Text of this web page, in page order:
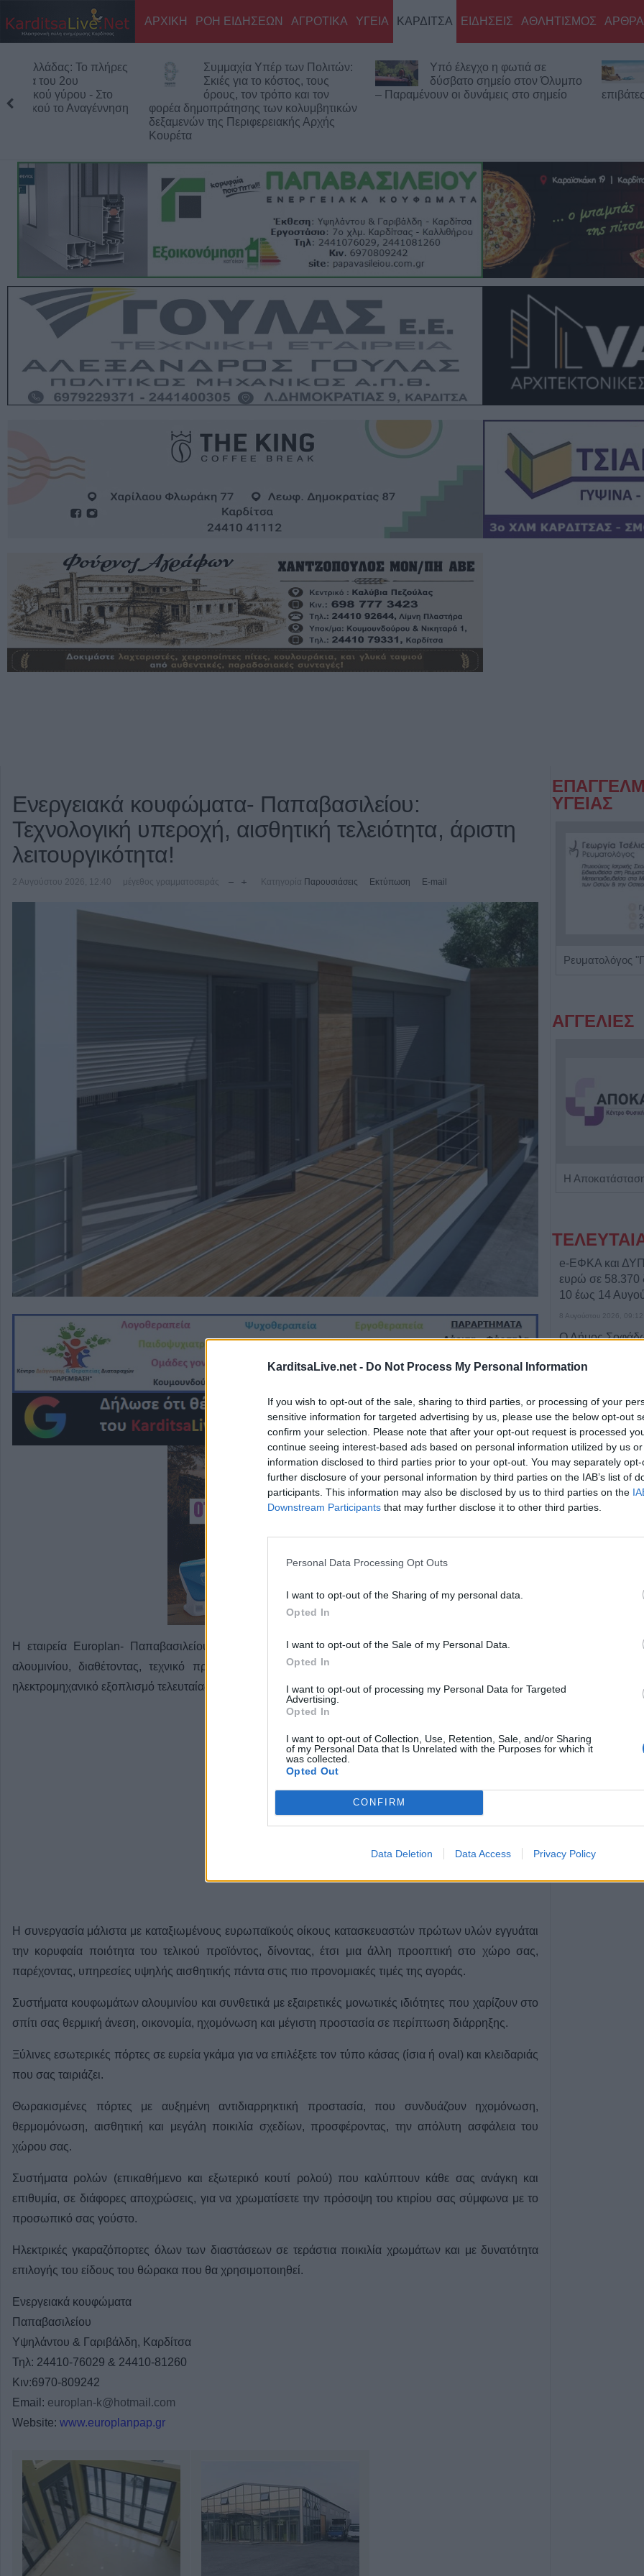
KarditsaLive.net - Do Not Process My Personal Information
If you wish to opt-out of the sale, sharing to third parties, or processing of your
sensitive information for targeted advertising by us, please use the below opt-out
confirm your selection. Please note that after your opt-out request is processed
continue seeing interest-based ads based on personal information utilized by us
information disclosed to third parties prior to your opt-out. You may separately
further disclosure of your personal information by third parties on the IAB’s list of
participants. This information may also be disclosed by us to third parties on the
Downstream Participants that may further disclose it to other third parties.
Personal Data Processing Opt Outs
I want to opt-out of the Sharing of my personal data.
Opted In
I want to opt-out of the Sale of my Personal Data.
Opted In
I want to opt-out of processing my Personal Data for Targeted
Advertising.
Opted In
I want to opt-out of Collection, Use, Retention, Sale, and/or Sharing
of my Personal Data that Is Unrelated with the Purposes for which it
was collected.
Opted Out
CONFIRM
Data Deletion Data Access Privacy Policy
ΑΡΧΙΚΗ ΡΟΗ ΕΙΔΗΣΕΩΝ ΑΓΡΟΤΙΚΑ ΥΓΕΙΑ ΚΑΡΔΙΤΣΑ ΕΙΔΗΣΕΙΣ ΑΘΛΗΤΙΣΜΟΣ ΑΡΘΡΑ
Συμμαχία Υπέρ των Πολιτών:
Σκιές για το κόστος, τους
όρους, τον τρόπο και τον
φορέα δημοπράτησης των κολυμβητικών
δεξαμενών της Περιφερειακής Αρχής
Υπό έλεγχο η φωτιά σε
δύσβατο σημείο στον Όλυμπο
– Παραμένουν οι δυνάμεις στο σημείο
Κορυφώνεται η
Αυγούστου –
επιβάτες αναχωρούν από τα
Ενεργειακά κουφώματα- Παπαβασιλείου:
Τεχνολογική υπεροχή, αισθητική τελειότητα, άριστη
λειτουργικότητα!
2 Αυγούστου 2026, 12:40 μέγεθος γραμματοσειράς Κατηγορία Παρουσιάσεις Εκτύπωση E-mail
Η εταιρεία Europlan- Παπαβασιλείου δραστηριοποιείται από το 1999 στον τομέα της κατασκευής
αλουμινίου, διαθέτοντας, τεχνικό προσωπικό με πολυετή εμπειρία στο χώρο και υπερσύγχρονο
ηλεκτρομηχανικό εξοπλισμό τελευταίας γενιάς.
Η συνεργασία μάλιστα με καταξιωμένους ευρωπαϊκούς οίκους κατασκευαστών πρώτων υλών εγγυάται
την κορυφαία ποιότητα του τελικού προϊόντος, δίνοντας, έτσι μια άλλη προοπτική στο χώρο σας,
παρέχοντας, υπηρεσίες υψηλής αισθητικής πάντα στις πιο προνομιακές τιμές της αγοράς.
Συστήματα κουφωμάτων αλουμινίου και συνθετικά με εξαιρετικές μονωτικές ιδιότητες που χαρίζουν στο
σπίτι σας θερμική άνεση, οικονομία, ηχομόνωση και μέγιστη προστασία σε περίπτωση διάρρηξης.
Ξύλινες εσωτερικές πόρτες σε ευρεία γκάμα για να επιλέξετε τον τύπο κάσας (ίσια ή oval) και κλειδαριάς
που σας ταιριάζει.
Θωρακισμένες πόρτες με αυξημένη αντιδιαρρηκτική προστασία, που συνδυάζουν ηχομόνωση,
θερμομόνωση, αισθητική και μεγάλη ποικιλία σχεδίων, προσφέροντας, την απόλυτη ασφάλεια του
χώρου σας.
Συστήματα ρολών (επικαθήμενο και εξωτερικό κουτί ρολού) που καλύπτουν κάθε σας ανάγκη και
επιθυμία, σε διάφορες αποχρώσεις, για να χρωματίσετε την πρόσοψη του κτιρίου σας σύμφωνα με το
προσωπικό σας γούστο.
Ηλεκτρικές γκαραζόπορτες όλων των διαστάσεων σε τεράστια ποικιλία χρωμάτων και με δυνατότητα
επιλογής του είδους του θώρακα που θα χρησιμοποιηθεί.
Ενεργειακά κουφώματα
Παπαβασιλείου
Υψηλάντου & Γαριβάλδη, Καρδίτσα
Τηλ: 24410-76029 & 24410-81260
Κιν:6970-809242
Εmail: europlan-k@hotmail.com
Website: www.europlanpap.gr
ΥΓΕΙΑΣ
Ψυχολόγος 'Ζενζεφύλλη Σεβαστή'
ΑΓΓΕΛΙΕΣ
Πωλείται μονοκατοικία τριών επιπέδων στο καταπράσινο Πευκόφυτο Καρδίτσας
e-ΕΦΚΑ και
ευρώ σε 58.370
10 έως 14
8 Αυγούστου 2026, 09:12
Ο Δήμος
Λουτροπηγή
Το εβδομαδιαίο
16/8) της
Μονάδας στην
8 Αυγούστου 2026, 08:22
πανηγύρια και
θέμα τα κοινά
8 Αυγούστου 2026, 08:17
Λαμία:
Τοποθετήθηκε
χλοοτάπητας
7 Αυγούστου 2026, 20:56
Μονοτεχνική
εσωτερικών και
χώρων!
συμπληρώσεις